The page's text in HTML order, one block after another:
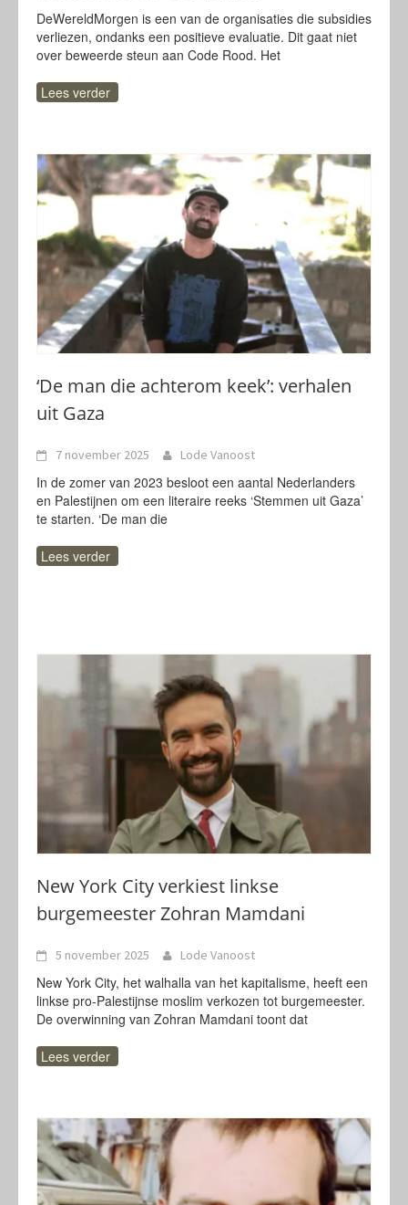
DeWereldMorgen is een van de organisaties die subsidies
verliezen, ondanks een positieve evaluatie. Dit gaat niet
over beweerde steun aan Code Rood. Het
Lees verder
‘De man die achterom keek’: verhalen
uit Gaza
7 november 2025 Lode Vanoost
In de zomer van 2023 besloot een aantal Nederlanders
en Palestijnen om een literaire reeks ‘Stemmen uit Gaza’
te starten. ‘De man die
Lees verder
New York City verkiest linkse
burgemeester Zohran Mamdani
5 november 2025 Lode Vanoost
New York City, het walhalla van het kapitalisme, heeft een
linkse pro-Palestijnse moslim verkozen tot burgemeester.
De overwinning van Zohran Mamdani toont dat
Lees verder